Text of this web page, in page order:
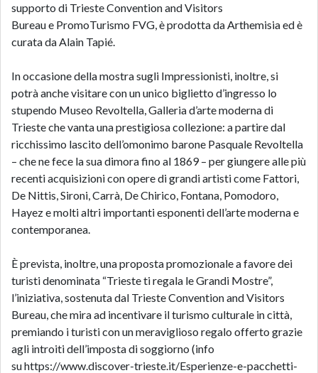
supporto di Trieste Convention and Visitors
Bureaue PromoTurismo FVG, è prodotta daArthemisiaed è
curata daAlain Tapié.
In occasione della mostra sugli Impressionisti, inoltre, si
potrà anche visitare con un unico biglietto d’ingresso lo
stupendo Museo Revoltella, Galleria d’arte moderna di
Trieste che vanta una prestigiosa collezione: a partire dal
ricchissimo lascito dell’omonimo barone Pasquale Revoltella
– che ne fece la sua dimora fino al 1869 – per giungere alle più
recenti acquisizioni con opere di grandi artisti come Fattori,
De Nittis, Sironi, Carrà, De Chirico, Fontana, Pomodoro,
Hayez e molti altri importanti esponenti dell’arte moderna e
contemporanea.
È prevista, inoltre, una proposta promozionale a favore dei
turisti denominata “Trieste ti regala le Grandi Mostre”,
l’iniziativa, sostenuta dal Trieste Convention and Visitors
Bureau, che mira ad incentivare il turismo culturale in città,
premiando i turisti con un meraviglioso regalo offerto grazie
agli introiti dell’imposta di soggiorno (info
suhttps://www.discover-trieste.it/Esperienze-e-pacchetti-